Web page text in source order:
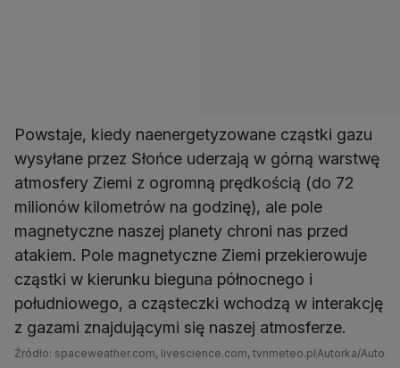
Powstaje, kiedy naenergetyzowane cząstki gazu
wysyłane przez Słońce uderzają w górną warstwę
atmosfery Ziemi z ogromną prędkością (do 72
milionów kilometrów na godzinę), ale pole
magnetyczne naszej planety chroni nas przed
atakiem. Pole magnetyczne Ziemi przekierowuje
cząstki w kierunku bieguna północnego i
południowego, a cząsteczki wchodzą w interakcję
z gazami znajdującymi się naszej atmosferze.
Źródło: spaceweather.com, livescience.com, tvnmeteo.plAutorka/Autor: